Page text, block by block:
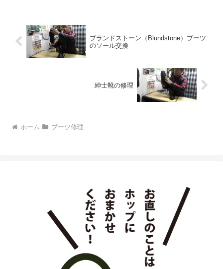
ブランドストーン（Blundstone）ブーツ
のソール交換
紳士靴の修理
ホーム ブーツ修理